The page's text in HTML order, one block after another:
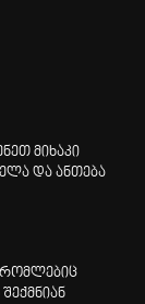
მიხაკი
და ანთება
რომლებიც